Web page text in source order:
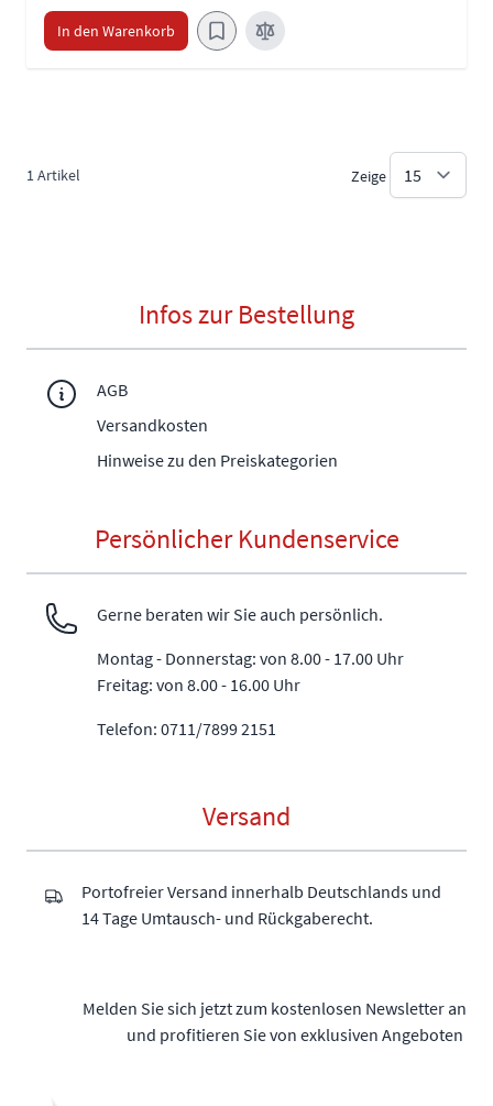
In den Warenkorb
1Artikel Zeige
Infos zur Bestellung
AGB
Versandkosten
Hinweise zu den Preiskategorien
Persönlicher Kundenservice
Gerne beraten wir Sie auch persönlich.
Montag - Donnerstag: von 8.00 - 17.00 Uhr
Freitag: von 8.00 - 16.00 Uhr
Telefon: 0711/7899 2151
Versand
Portofreier Versand innerhalb Deutschlands und
14 Tage Umtausch- und Rückgaberecht.
Melden Sie sich jetzt zum kostenlosen Newsletter an
und profitieren Sie von exklusiven Angeboten